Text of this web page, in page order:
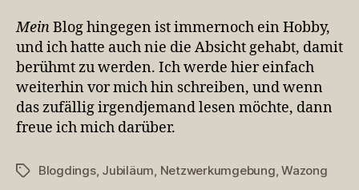
MeinBlog hingegen ist immernoch ein Hobby,
und ich hatte auch nie die Absicht gehabt, damit
berühmt zu werden. Ich werde hier einfach
weiterhin vor mich hin schreiben, und wenn
das zufällig irgendjemand lesen möchte, dann
freue ich mich darüber.
Schlagwörter
Blogdings, Jubiläum, Netzwerkumgebung,Wazong